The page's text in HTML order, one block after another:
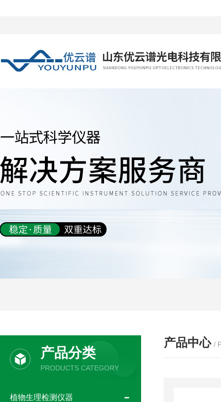
产品分类
PRODUCTS CATEGORY
植物生理检测仪器
产品中心 /